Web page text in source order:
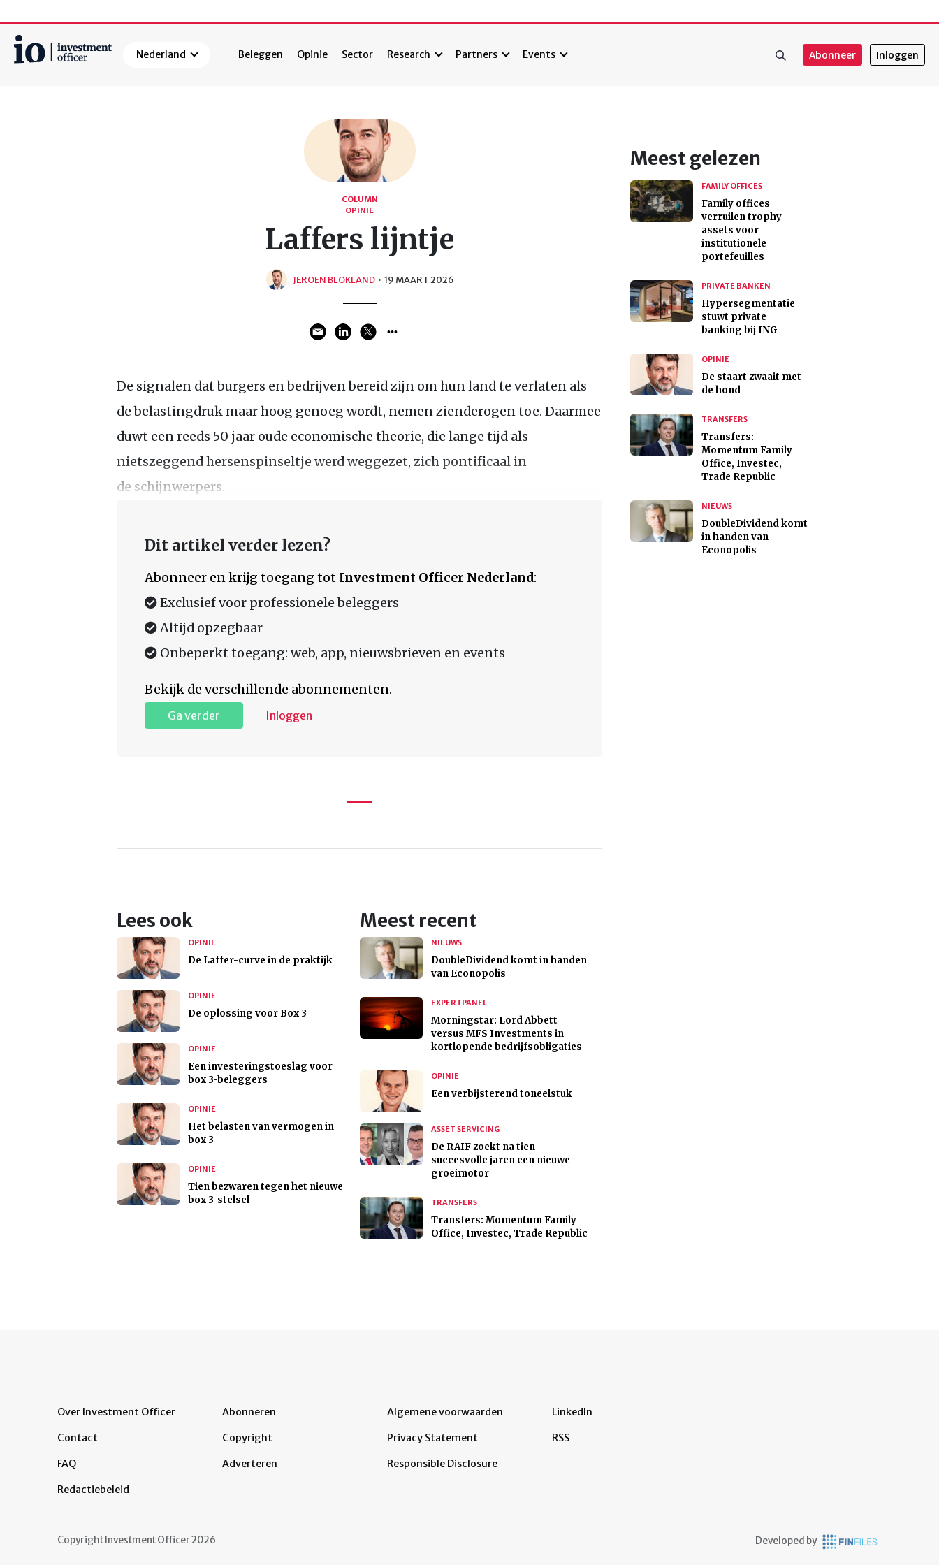
Nederland Beleggen Opinie Sector Research Partners Events Abonneer Inloggen
COLUMN
OPINIE
Laffers lijntje
JEROEN BLOKLAND · 19 MAART 2026
De signalen dat burgers en bedrijven bereid zijn om hun land te verlaten als
de belastingdruk maar hoog genoeg wordt, nemen zienderogen toe. Daarmee
duwt een reeds 50 jaar oude economische theorie, die lange tijd als
nietszeggend hersenspinseltje werd weggezet, zich pontificaal in
de schijnwerpers.
Dit artikel verder lezen?
Abonneer en krijg toegang tot Investment Officer Nederland:
Exclusief voor professionele beleggers
Altijd opzegbaar
Onbeperkt toegang: web, app, nieuwsbrieven en events
Bekijk de verschillende abonnementen.
Ga verder Inloggen
Lees ook
OPINIE
De Laffer-curve in de praktijk
OPINIE
De oplossing voor Box 3
OPINIE
Een investeringstoeslag voor
box 3-beleggers
OPINIE
Het belasten van vermogen in
box 3
OPINIE
Tien bezwaren tegen het nieuwe
box 3-stelsel
Meest recent
NIEUWS
DoubleDividend komt in handen
van Econopolis
EXPERTPANEL
Morningstar: Lord Abbett
versus MFS Investments in
kortlopende bedrijfsobligaties
OPINIE
Een verbijsterend toneelstuk
ASSET SERVICING
De RAIF zoekt na tien
succesvolle jaren een nieuwe
groeimotor
TRANSFERS
Transfers: Momentum Family
Office, Investec, Trade Republic
Meest gelezen
FAMILY OFFICES
Family offices
verruilen trophy
assets voor
institutionele
portefeuilles
PRIVATE BANKEN
Hypersegmentatie
stuwt private
banking bij ING
OPINIE
De staart zwaait met
de hond
TRANSFERS
Transfers:
Momentum Family
Office, Investec,
Trade Republic
NIEUWS
DoubleDividend komt
in handen van
Econopolis
Over Investment Officer
Contact
FAQ
Redactiebeleid
Abonneren
Copyright
Adverteren
Algemene voorwaarden
Privacy Statement
Responsible Disclosure
LinkedIn
RSS
Copyright Investment Officer 2026 Developed by